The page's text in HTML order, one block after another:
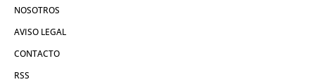
NOSOTROS
AVISO LEGAL
CONTACTO
RSS